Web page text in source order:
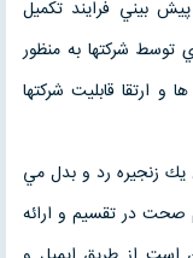
بيني فرايند تكميل
توسط شركتها به منظور
و ارتقا قابليت شركتها
يك زنجيره رد و بدل مي
در تقسيم و ارائه